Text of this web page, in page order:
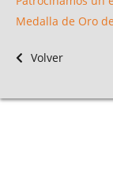
Medalla de Oro
Volver